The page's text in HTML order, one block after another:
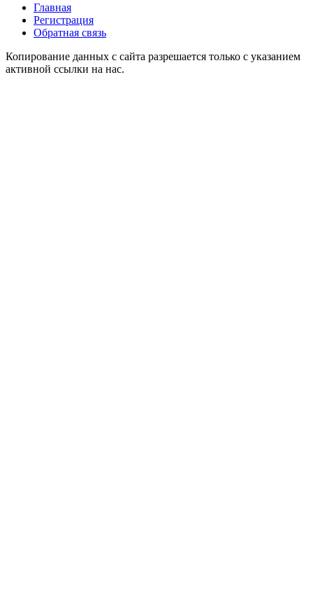
Главная
Регистрация
Обратная связь
Копирование данных с сайта разрешается только с указанием
активной ссылки на нас.